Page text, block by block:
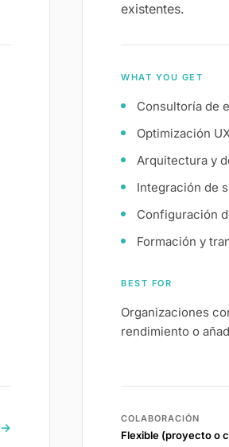
→
existentes.
WHAT YOU GET
Consultoría de
Optimización
Arquitectura y
Integración de
Configuración
Formación y
BEST FOR
Organizaciones
rendimiento o
COLABORACIÓN
Flexible (proyecto o